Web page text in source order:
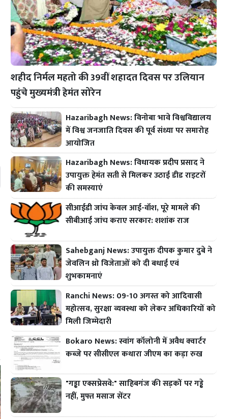
शहीद निर्मल महतो की 39वीं शहादत दिवस पर उलियान
पहुंचे मुख्यमंत्री हेमंत सोरेन
Hazaribagh News: विनोबा भावे विश्वविद्यालय
में विश्व जनजाति दिवस की पूर्व संध्या पर समारोह
आयोजित
Hazaribagh News: विधायक प्रदीप प्रसाद ने
उपायुक्त हेमंत सती से मिलकर उठाई डीड राइटरों
की समस्याएं
सीआईडी जांच केवल आई-वॉश, पूरे मामले की
सीबीआई जांच कराए सरकार: शशांक राज
Sahebganj News: उपायुक्त दीपक कुमार दुबे ने
जेवलिन थ्रो विजेताओं को दी बधाई एवं
शुभकामनाएं
Ranchi News: 09-10 अगस्त को आदिवासी
महोत्सव, सुरक्षा व्यवस्था को लेकर अधिकारियों को
मिली जिम्मेदारी
Bokaro News: स्वांग कॉलोनी में अवैध क्वार्टर
कब्जे पर सीसीएल कथारा जीएम का कड़ा रुख
"गड्ढा एक्सप्रेसवे:" साहिबगंज की सड़कों पर गड्ढे
नहीं, मुफ्त मसाज सेंटर